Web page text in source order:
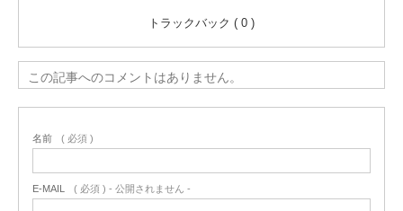
トラックバック ( 0 )
この記事へのコメントはありません。
名前 ( 必須 )
E-MAIL ( 必須 ) - 公開されません -